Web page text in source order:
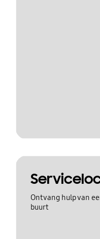
Ontvang hulp van
buurt